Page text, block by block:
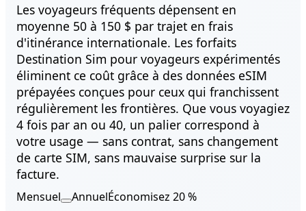
Forfaits eSIM flexibles pour
Les voyageurs fréquents dépensent en
moyenne 50 à 150 $ par trajet en frais
d'itinérance internationale. Les forfaits
Destination Sim pour voyageurs expérimentés
éliminent ce coût grâce à des données eSIM
prépayées conçues pour ceux qui franchissent
régulièrement les frontières. Que vous voyagiez
4 fois par an ou 40, un palier correspond à
votre usage — sans contrat, sans changement
de carte SIM, sans mauvaise surprise sur la
facture.
Mensuel
Basculer facturation mensuelle ou annuelle
AnnuelÉconomisez 20 %